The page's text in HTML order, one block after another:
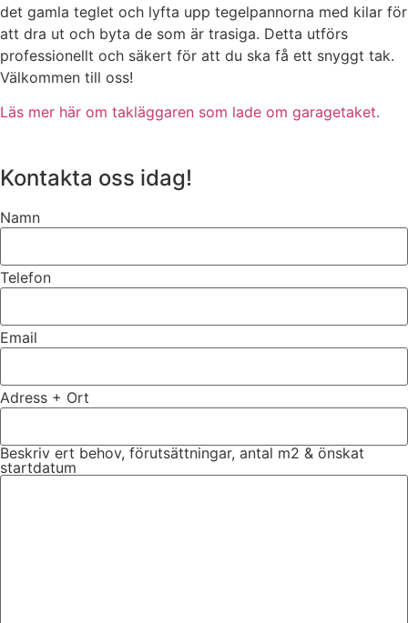
det gamla teglet och lyfta upp tegelpannorna med kilar för
att dra ut och byta de som är trasiga. Detta utförs
professionellt och säkert för att du ska få ett snyggt tak.
Välkommen till oss!
Läs mer här om takläggaren som lade om garagetaket.
Kontakta oss idag!
Namn
Telefon
Email
Adress + Ort
Beskriv ert behov, förutsättningar, antal m2 & önskat
startdatum